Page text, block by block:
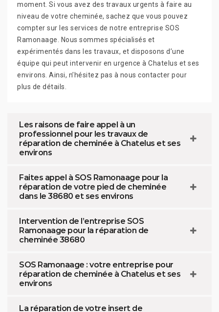
moment. Si vous avez des travaux urgents à faire au
niveau de votre cheminée, sachez que vous pouvez
compter sur les services de notre entreprise SOS
Ramonaage. Nous sommes spécialisés et
expérimentés dans les travaux, et disposons d’une
équipe qui peut intervenir en urgence à Chatelus et ses
environs. Ainsi, n’hésitez pas à nous contacter pour
plus de détails.
Les raisons de faire appel à un
professionnel pour les travaux de
réparation de cheminée à Chatelus et ses
environs
Faites appel à SOS Ramonaage pour la
réparation de votre pied de cheminée
dans le 38680 et ses environs
Intervention de l’entreprise SOS
Ramonaage pour la réparation de
cheminée 38680
SOS Ramonaage : votre entreprise pour
réparation de cheminée à Chatelus et ses
environs
La réparation de votre insert de